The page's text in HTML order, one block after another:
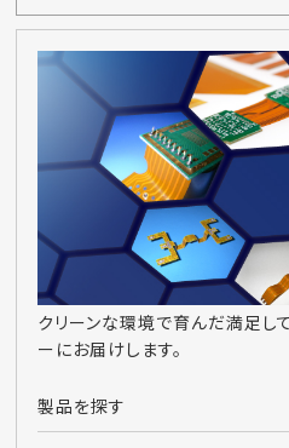
クリーンな環境で育んだ満足し
ーにお届けします。
製品を探す